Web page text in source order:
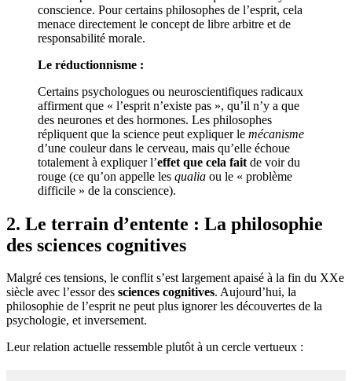
conscience. Pour certains philosophes de l’esprit, cela
menace directement le concept de libre arbitre et de
responsabilité morale.
Le réductionnisme :
Certains psychologues ou neuroscientifiques radicaux
affirment que « l’esprit n’existe pas », qu’il n’y a que
des neurones et des hormones. Les philosophes
répliquent que la science peut expliquer le mécanisme
d’une couleur dans le cerveau, mais qu’elle échoue
totalement à expliquer l’effet que cela fait de voir du
rouge (ce qu’on appelle les qualia ou le « problème
difficile » de la conscience).
2. Le terrain d’entente : La philosophie
des sciences cognitives
Malgré ces tensions, le conflit s’est largement apaisé à la fin du XXe
siècle avec l’essor des sciences cognitives. Aujourd’hui, la
philosophie de l’esprit ne peut plus ignorer les découvertes de la
psychologie, et inversement.
Leur relation actuelle ressemble plutôt à un cercle vertueux :